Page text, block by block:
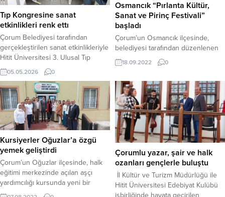
Tıp Kongresine sanat
etkinlikleri renk ettı
Çorum Belediyesi tarafından
gerçekleştirilen sanat etkinlikleriyle
Hitit Üniversitesi 3. Ulusal Tıp
Öğrenci Kongresi’ne renk
katıldı.Hitit Üniversitesi 3. Ulusal Tıp
Öğrenci Kongresi kapsamında,
Çorum Belediyesi kültür ve sanatı
bilimle buluşturan özel bir etkinlik
programına imza attı. Kongre
süresince düzenlenen atölye
çalışmaları, katılımcılara hem
akademik yoğunluklarına kısa bir
mola verme hem de...
05.05.2026 0
Osmancık “Pırlanta Kültür,
Sanat ve Pirinç Festivali”
başladı
Çorum’un Osmancık ilçesinde,
belediyesi tarafından düzenlenen
“Pırlanta Kültür, Sanat ve Pirinç
Festivali” başladı.Kortej yürüyüşü
oyunları gösterileri ile devam etti.
Osmancık Belediyesi önünde renkli
görüntülere sahne olan festivalin
açılış programına vatandaşların
ilgisi yoğun oldu. Pırlanta Kültür,
Sanat ve Pirinç Festivali’nin
Osmancık’ın değeri ve vazgeçilmez
ürünü...
18.09.2022 0
Kursiyerler Oğuzlar’a özgü
yemek geliştirdi
Çorum’un Oğuzlar ilçesinde, halk
eğitimi merkezinde açılan aşçı
yardımcılığı kursunda yeni bir
yemek çeşidi ortaya çıkartıldı.
Çorumlu yazar, şair ve halk
ozanları gençlerle buluştu
İl Kültür ve Turizm Müdürlüğü ile
Hitit Üniversitesi Edebiyat Kulübü
işbirliğinde hayata geçirilen